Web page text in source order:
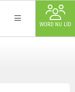
WORD NU LID